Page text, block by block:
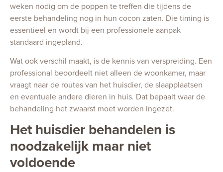
weken nodig om de poppen te treffen die tijdens de
eerste behandeling nog in hun cocon zaten. Die timing is
essentieel en wordt bij een professionele aanpak
standaard ingepland.
Wat ook verschil maakt, is de kennis van verspreiding. Een
professional beoordeelt niet alleen de woonkamer, maar
vraagt naar de routes van het huisdier, de slaapplaatsen
en eventuele andere dieren in huis. Dat bepaalt waar de
behandeling het zwaarst moet worden ingezet.
Het huisdier behandelen is
noodzakelijk maar niet
voldoende